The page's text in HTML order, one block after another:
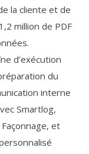
la cliente et de
million de PDF
d’exécution
du
interne
Smartlog,
et